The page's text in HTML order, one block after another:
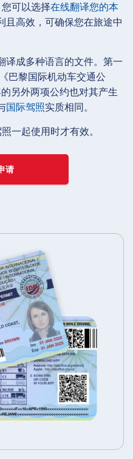
可以选择在线翻译您的本
且高效，可确保您在旅途中
译成多种语言的文件。第一
巴黎国际机动车交通公
另外两项公约也对其产生
国际驾照实质相同。
一起使用时才有效。
请